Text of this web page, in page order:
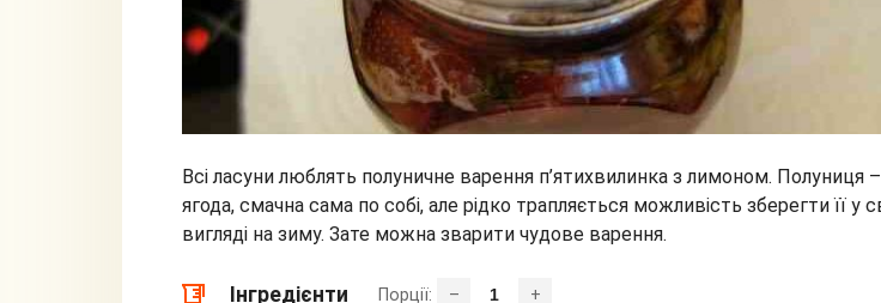
Всі ласуни люблять полуничне варення п’ятихвилинка з лимоном. Полуниця
ягода, смачна сама по собі, але рідко трапляється можливість зберегти її у
вигляді на зиму. Зате можна зварити чудове варення.
Інгредієнти Порції: – +